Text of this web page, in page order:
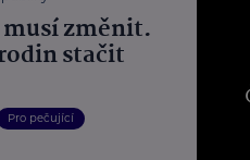
musí změnit.
stačit
Pro pečující